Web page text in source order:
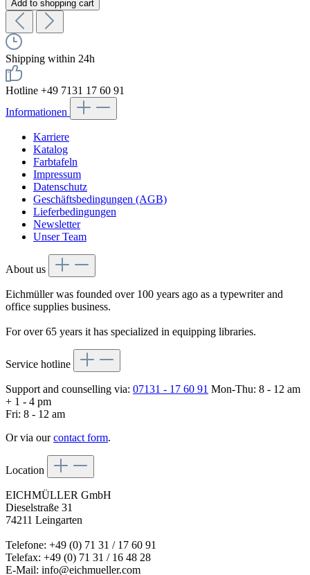
Add to shopping cart
Shipping within 24h
Hotline +49 7131 17 60 91
Informationen
Karriere
Katalog
Farbtafeln
Impressum
Datenschutz
Geschäftsbedingungen (AGB)
Lieferbedingungen
Newsletter
Unser Team
About us
Eichmüller was founded over 100 years ago as a typewriter and
office supplies business.
For over 65 years it has specialized in equipping libraries.
Service hotline
Support and counselling via: 07131 - 17 60 91 Mon-Thu: 8 - 12 am
+ 1 - 4 pm
Fri: 8 - 12 am
Or via ourcontact form.
Location
EICHMÜLLER GmbH
Dieselstraße 31
74211 Leingarten
Telefone: +49 (0) 71 31 / 17 60 91
Telefax: +49 (0) 71 31 / 16 48 28
E-Mail: info@eichmueller.com